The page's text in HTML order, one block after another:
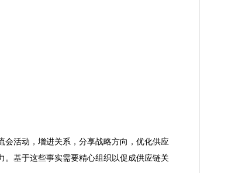
活动，增进关系，分享战略方向，优化供应
基于这些事实需要精心组织以促成供应链关